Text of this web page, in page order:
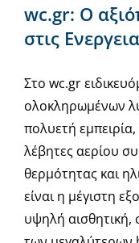
wc.gr: Ο
στις
Στο wc.gr
ολοκληρωμένων
πολυετή
λέβητες αερίου
θερμότητας και
είναι η μέγιστη
υψηλή αισθητική,